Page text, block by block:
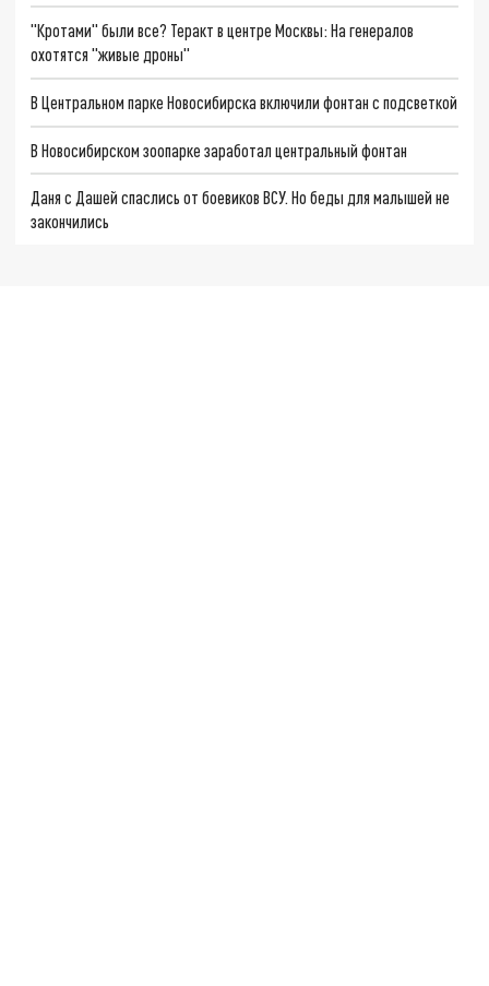
"Кротами" были все? Теракт в центре Москвы: На генералов
охотятся "живые дроны"
В Центральном парке Новосибирска включили фонтан с подсветкой
В Новосибирском зоопарке заработал центральный фонтан
Даня с Дашей спаслись от боевиков ВСУ. Но беды для малышей не
закончились